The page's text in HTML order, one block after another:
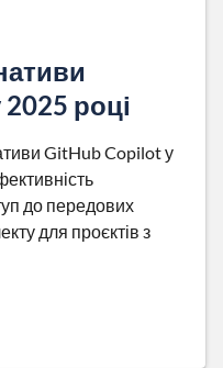
році
GitHub Copilot у
до передових
для проєктів з